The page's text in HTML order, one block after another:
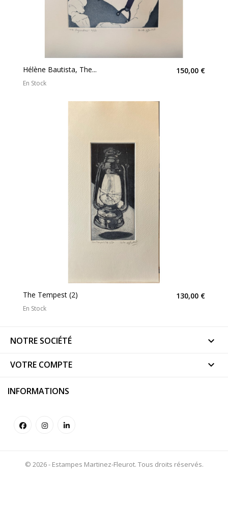
Hélène Bautista, The... 150,00 €
En Stock
The Tempest (2) 130,00 €
En Stock
NOTRE SOCIÉTÉ 
VOTRE COMPTE 
INFORMATIONS
© 2026 - Estampes Martinez-Fleurot. Tous droits réservés.